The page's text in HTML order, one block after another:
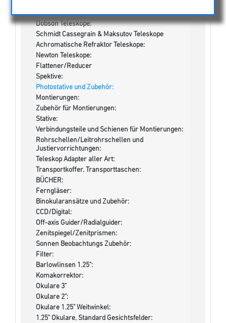
Newton / Maksutov-Newton , opt. Tuben:
Dobson Teleskope:
Schmidt Cassegrain & Maksutov Teleskope
Achromatische Refraktor Teleskope:
Newton Teleskope:
Flattener/Reducer
Spektive:
Photostative und Zubehör:
Montierungen:
Zubehör für Montierungen:
Stative:
Verbindungsteile und Schienen für Montierungen:
Rohrschellen/Leitrohrschellen und
Justiervorrichtungen:
Teleskop Adapter aller Art:
Transportkoffer, Transporttaschen:
BÜCHER:
Ferngläser:
Binokularansätze und Zubehör:
CCD/Digital:
Off-axis Guider/Radialguider:
Zenitspiegel/Zenitprismen:
Sonnen Beobachtungs Zubehör:
Filter:
Barlowlinsen 1.25":
Komakorrektor:
Okulare 3"
Okulare 2":
Okulare 1.25" Weitwinkel:
1.25" Okulare, Standard Gesichtsfelder: